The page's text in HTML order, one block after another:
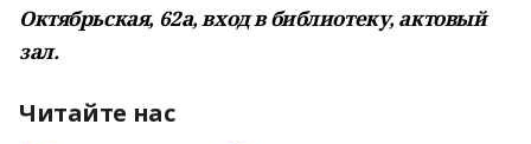
Октябрьская, 62а, вход в библиотеку, актовый
зал.
Читайте нас